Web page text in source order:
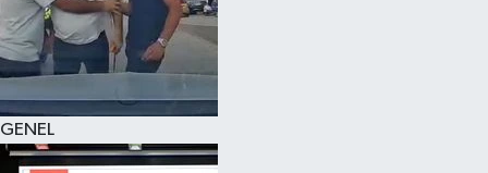
GENEL
KÜLTÜR SANAT
SAĞLIK